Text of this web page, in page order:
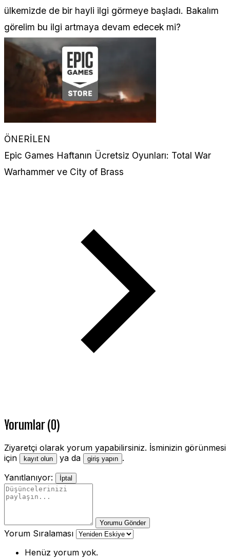
ülkemizde de bir hayli ilgi görmeye başladı. Bakalım
görelim bu ilgi artmaya devam edecek mi?
ÖNERİLEN
Epic Games Haftanın Ücretsiz Oyunları: Total War
Warhammer ve City of Brass
Yorumlar (0)
Ziyaretçi olarak yorum yapabilirsiniz. İsminizin görünmesi
için
kayıt olun ya da giriş yapın .
Yanıtlanıyor:
İptal
Yorumu Gönder
Yorum Sıralaması
Henüz yorum yok.